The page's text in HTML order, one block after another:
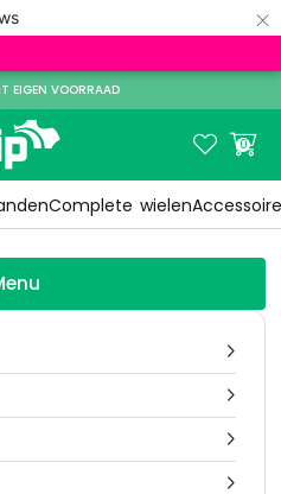
×
EIGEN VOORRAAD
 
0
Complete wielen



